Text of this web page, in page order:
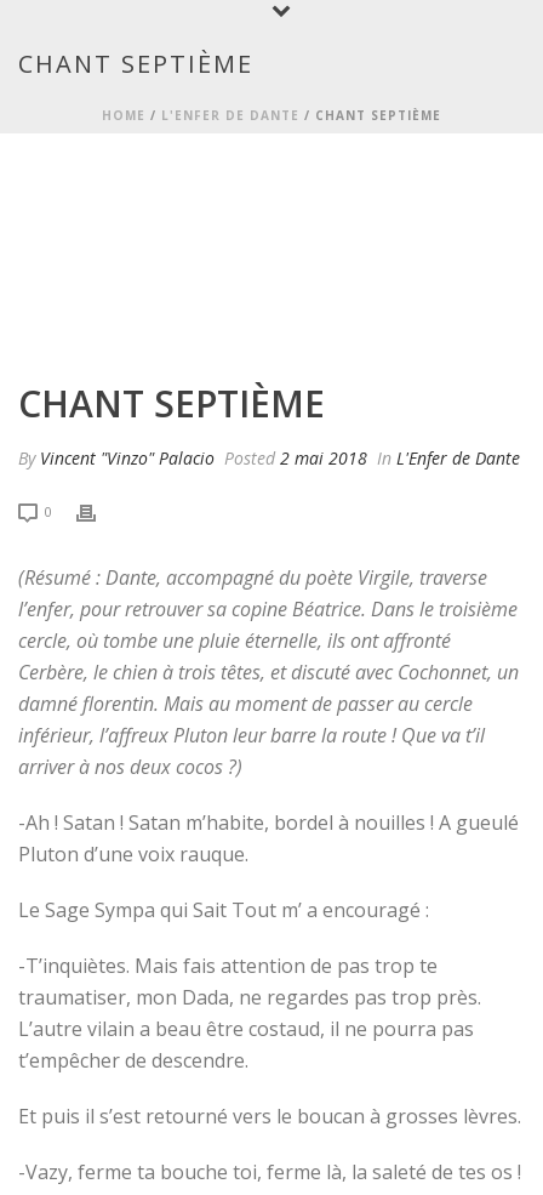
CHANT SEPTIÈME
HOME / L'ENFER DE DANTE / CHANT SEPTIÈME
CHANT SEPTIÈME
By Vincent "Vinzo" Palacio Posted 2 mai 2018 In L'Enfer de Dante
0
(Résumé : Dante, accompagné du poète Virgile, traverse
l’enfer, pour retrouver sa copine Béatrice. Dans le troisième
cercle, où tombe une pluie éternelle, ils ont affronté
Cerbère, le chien à trois têtes, et discuté avec Cochonnet, un
damné florentin. Mais au moment de passer au cercle
inférieur, l’affreux Pluton leur barre la route ! Que va t’il
arriver à nos deux cocos ?)
-Ah ! Satan ! Satan m’habite, bordel à nouilles ! A gueulé
Pluton d’une voix rauque.
Le Sage Sympa qui Sait Tout m’ a encouragé :
-T’inquiètes. Mais fais attention de pas trop te
traumatiser, mon Dada, ne regardes pas trop près.
L’autre vilain a beau être costaud, il ne pourra pas
t’empêcher de descendre.
Et puis il s’est retourné vers le boucan à grosses lèvres.
-Vazy, ferme ta bouche toi, ferme là, la saleté de tes os !